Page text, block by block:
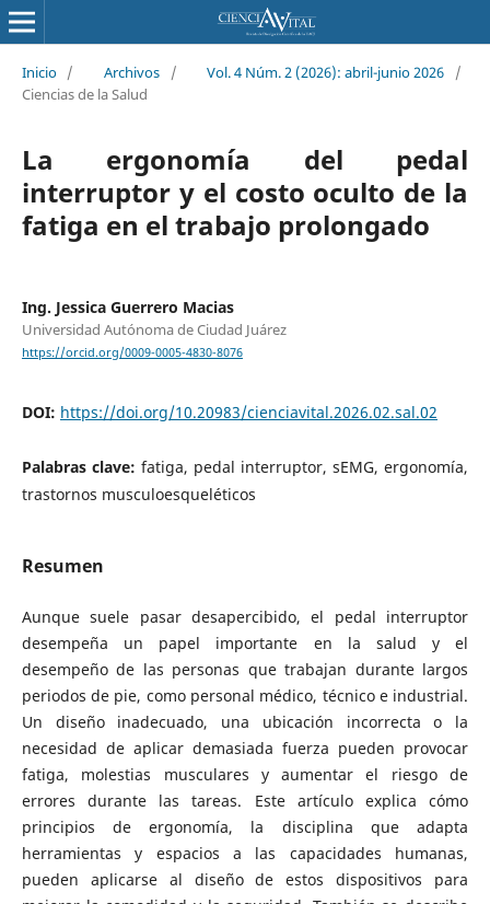
Inicio / Archivos / Vol. 4 Núm. 2 (2026): abril-junio 2026
/
Ciencias de la Salud
La ergonomía del pedal
interruptor y el costo oculto de la
fatiga en el trabajo prolongado
Ing. Jessica Guerrero Macias
Universidad Autónoma de Ciudad Juárez
https://orcid.org/0009-0005-4830-8076
DOI: https://doi.org/10.20983/cienciavital.2026.02.sal.02
Palabras clave: fatiga, pedal interruptor, sEMG, ergonomía,
trastornos musculoesqueléticos
Resumen
Aunque suele pasar desapercibido, el pedal interruptor
desempeña un papel importante en la salud y el
desempeño de las personas que trabajan durante largos
periodos de pie, como personal médico, técnico e industrial.
Un diseño inadecuado, una ubicación incorrecta o la
necesidad de aplicar demasiada fuerza pueden provocar
fatiga, molestias musculares y aumentar el riesgo de
errores durante las tareas. Este artículo explica cómo
principios de ergonomía, la disciplina que adapta
herramientas y espacios a las capacidades humanas,
pueden aplicarse al diseño de estos dispositivos para